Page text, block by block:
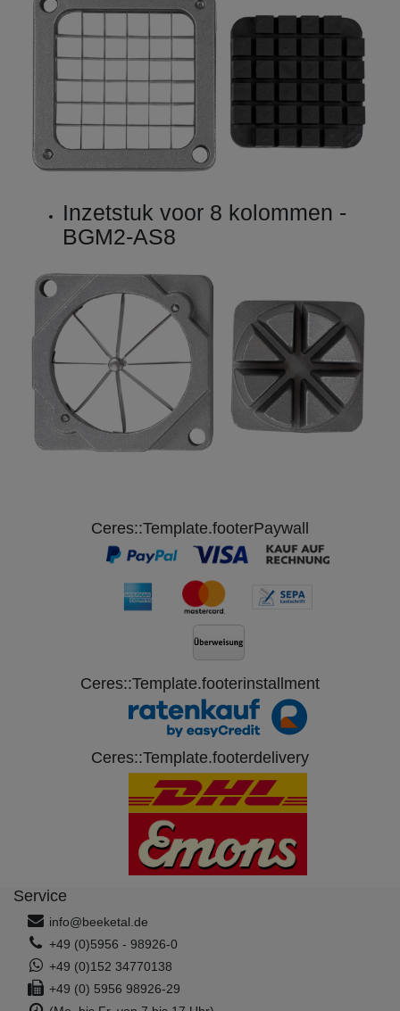
Inzetstuk voor 8 kolommen -
BGM2-AS8
Ceres::Template.footerPaywall
Ceres::Template.footerinstallment
Ceres::Template.footerdelivery
Service
info@beeketal.de
+49 (0)5956 - 98926-0
+49 (0)152 34770138
+49 (0) 5956 98926-29